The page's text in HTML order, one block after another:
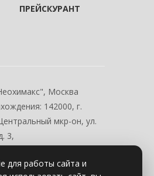
ПРЕЙСКУРАНТ
Москва
142000, г.
мкр-он, ул.
3,
для работы сайта и